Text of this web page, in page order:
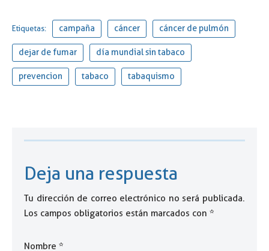
Etiquetas: campaña cáncer cáncer de pulmón
dejar de fumar día mundial sin tabaco
prevencion tabaco tabaquismo
Deja una respuesta
Tu dirección de correo electrónico no será publicada.
Los campos obligatorios están marcados con *
Nombre *